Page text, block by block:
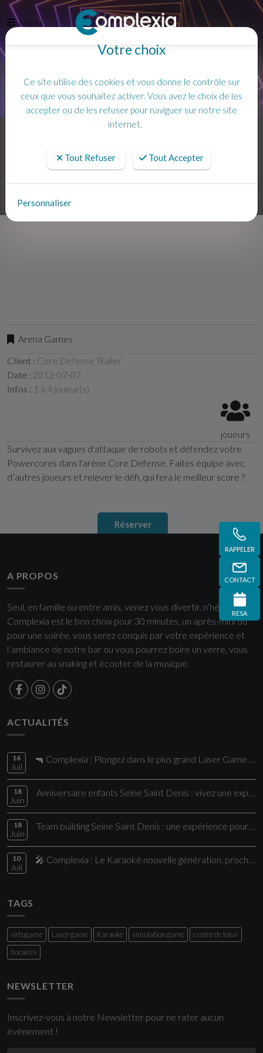
Menu
RAPPELER
CONTACT
RESA
Arena Games
Client : Core Defense Trailer
Date : 2012-07-07
Infos : 1 à 4 joueur(s)
joueurs
Survivez aux vagues d'attaque de robots et défendez votre
Powercores dans l'arène Core Defense. Faites équipe avec
d’autres joueurs et relever le défi, qui fera le meilleur score ?
Réserver
A PROPOS
Seul, en famille ou entre amis, venez vous divertir, n’hésitez plus
Complexia est le bon choix pour 30 minutes, un après-midi ou
pour une soirée, vous serez conquis par votre expérience et
l’ambiance de notre bar ou vous pourrez boire un verre, vous
restaurer au snaking et écouter de la musique.
ACTUALITÉS
16
Juil
18
Juin
18
Juin
10
Juil
TAGS
virtugame Laser game Karaoke simulation game
centre de loisir
horaires
NEWSLETTER
Inscrivez-vous à notre Newsletter pour ne rater aucun
évènement !
Votre choix
Ce site utilise des cookies et vous donne le contrôle sur
ceux que vous souhaitez activer. Vous avez le choix de les
accepter ou de les refuser pour naviguer sur notre site
internet.
Tout Refuser Tout Accepter
Personnaliser